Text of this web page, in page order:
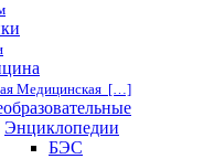
Медицинская […]
Энциклопедии
БЭС